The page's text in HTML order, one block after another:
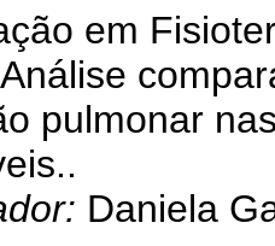
em
Análise
pulmonar
Daniela